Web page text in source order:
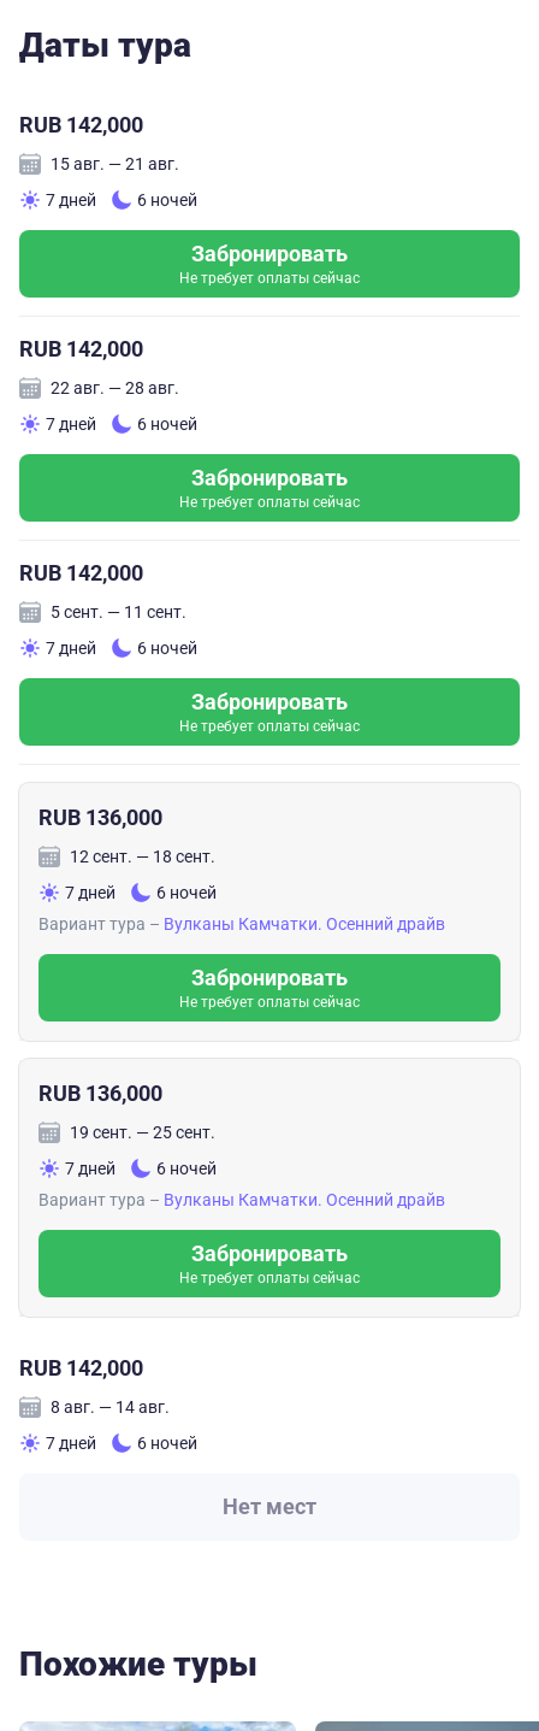
Даты тура
RUB 142,000
15 авг. — 21 авг.
7 дней
6 ночей
Забронировать
Не требует оплаты сейчас
RUB 142,000
22 авг. — 28 авг.
7 дней
6 ночей
Забронировать
Не требует оплаты сейчас
RUB 142,000
5 сент. — 11 сент.
7 дней
6 ночей
Забронировать
Не требует оплаты сейчас
RUB 136,000
12 сент. — 18 сент.
7 дней
6 ночей
Вариант тура – Вулканы Камчатки. Осенний драйв
Забронировать
Не требует оплаты сейчас
RUB 136,000
19 сент. — 25 сент.
7 дней
6 ночей
Вариант тура – Вулканы Камчатки. Осенний драйв
Забронировать
Не требует оплаты сейчас
RUB 142,000
8 авг. — 14 авг.
7 дней
6 ночей
Нет мест
Похожие туры